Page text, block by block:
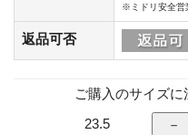
※ミドリ安全営
返品可否
ご購入のサイズ
23.5